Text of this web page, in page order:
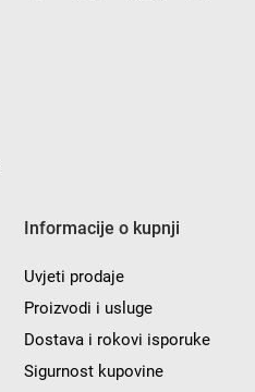
Informacije o kupnji
Uvjeti prodaje
Proizvodi i usluge
Dostava i rokovi isporuke
Sigurnost kupovine